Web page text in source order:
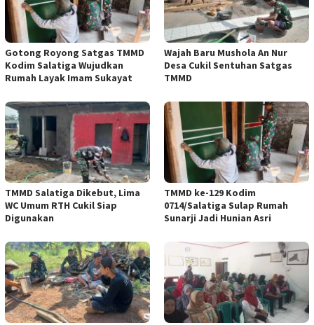
Gotong Royong Satgas TMMD
Kodim Salatiga Wujudkan
Rumah Layak Imam Sukayat
Wajah Baru Mushola An Nur
Desa Cukil Sentuhan Satgas
TMMD
TMMD Salatiga Dikebut, Lima
WC Umum RTH Cukil Siap
Digunakan
TMMD ke-129 Kodim
0714/Salatiga Sulap Rumah
Sunarji Jadi Hunian Asri